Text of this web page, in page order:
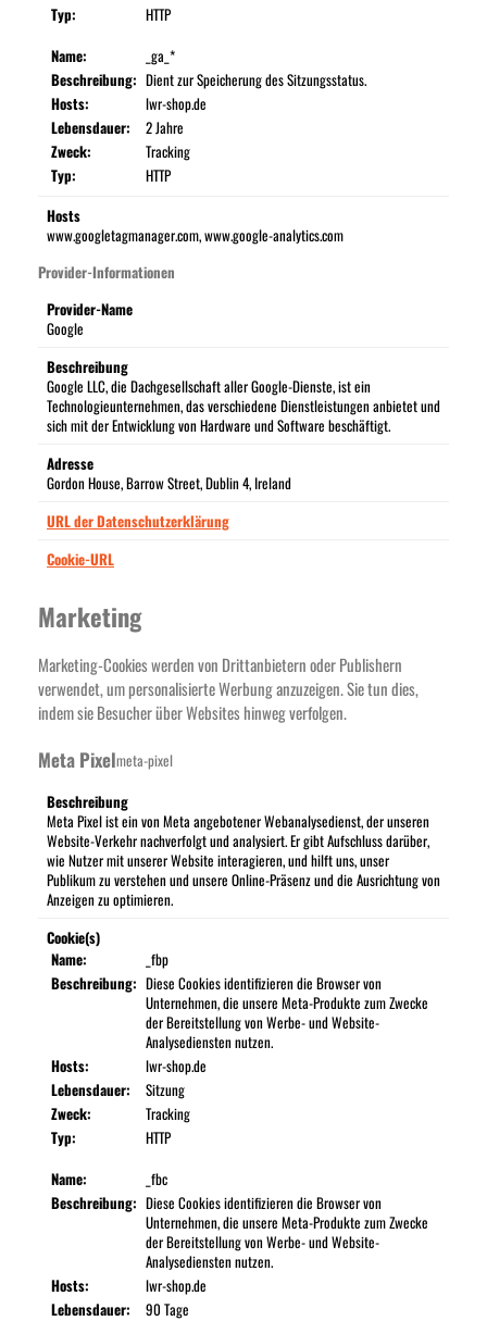
Typ:
HTTP
Name:
_ga_*
Beschreibung: Dient zur Speicherung des Sitzungsstatus.
Hosts:
lwr-shop.de
Lebensdauer:
2 Jahre
Zweck:
Tracking
Typ:
HTTP
Hosts
www.googletagmanager.com, www.google-analytics.com
Provider-Informationen
Provider-Name
Google
Beschreibung
Google LLC, die Dachgesellschaft aller Google-Dienste, ist ein
Technologieunternehmen, das verschiedene Dienstleistungen anbietet und
sich mit der Entwicklung von Hardware und Software beschäftigt.
Adresse
Gordon House, Barrow Street, Dublin 4, Ireland
URL der Datenschutzerklärung
Cookie-URL
Marketing
Marketing-Cookies werden von Drittanbietern oder Publishern
verwendet, um personalisierte Werbung anzuzeigen. Sie tun dies,
indem sie Besucher über Websites hinweg verfolgen.
Meta Pixelmeta-pixel
Beschreibung
Meta Pixel ist ein von Meta angebotener Webanalysedienst, der unseren
Website-Verkehr nachverfolgt und analysiert. Er gibt Aufschluss darüber,
wie Nutzer mit unserer Website interagieren, und hilft uns, unser
Publikum zu verstehen und unsere Online-Präsenz und die Ausrichtung von
Anzeigen zu optimieren.
Cookie(s)
Name:
_fbp
Beschreibung: Diese Cookies identifizieren die Browser von
Unternehmen, die unsere Meta-Produkte zum Zwecke
der Bereitstellung von Werbe- und Website-
Analysediensten nutzen.
Hosts:
lwr-shop.de
Lebensdauer:
Sitzung
Zweck:
Tracking
Typ:
HTTP
Name:
_fbc
Beschreibung: Diese Cookies identifizieren die Browser von
Unternehmen, die unsere Meta-Produkte zum Zwecke
der Bereitstellung von Werbe- und Website-
Analysediensten nutzen.
Hosts:
lwr-shop.de
Lebensdauer:
90 Tage